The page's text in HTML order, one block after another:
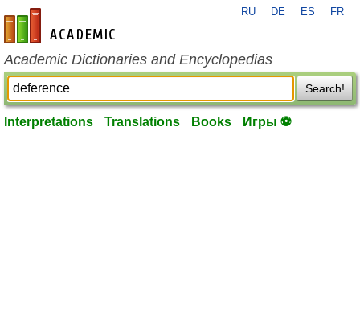
en-academic.com
RU DE ES FR
Academic Dictionaries and Encyclopedias
Search!
Interpretations Translations Books Игры ⚽